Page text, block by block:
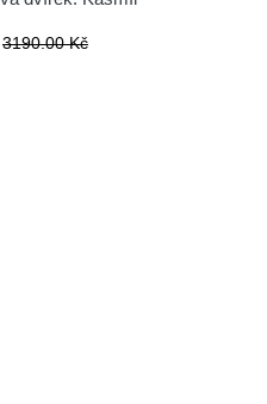
3190.00 Kč